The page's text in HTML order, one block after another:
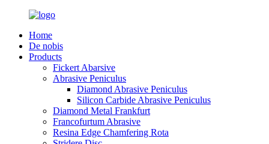
Home
De nobis
Products
Fickert Abarsive
Abrasive Peniculus
Diamond Abrasive Peniculus
Silicon Carbide Abrasive Peniculus
Diamond Metal Frankfurt
Francofurtum Abrasive
Resina Edge Chamfering Rota